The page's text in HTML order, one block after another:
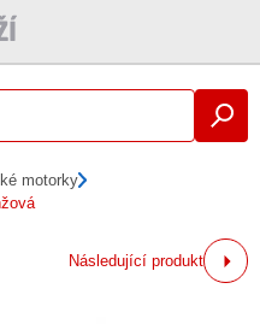
motorky
Následující produkt